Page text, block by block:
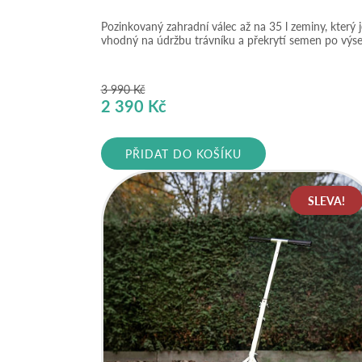
Pozinkovaný zahradní válec až na 35 l zeminy, který
vhodný na údržbu trávníku a překrytí semen po
3 990Kč
Původní
byla:
3
990 Kč.
2 390 KčAktuální
je:
2
390 Kč.
PŘIDAT DO KOŠÍKU
SLEVA!